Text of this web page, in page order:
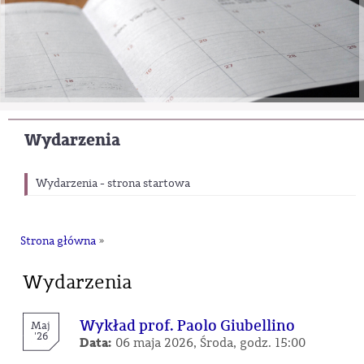
Wydarzenia
Wydarzenia - strona startowa
Strona główna »
Wydarzenia
Maj
'26 Wykład prof. Paolo Giubellino
Data: 06 maja 2026, Środa, godz. 15:00